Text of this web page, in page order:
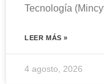
Tecnología
LEER MÁS »
4 agosto, 2026